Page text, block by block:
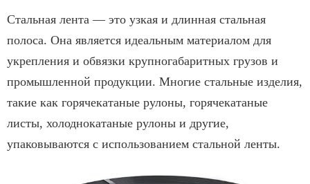
Стальная лента — это узкая и длинная стальная
полоса. Она является идеальным материалом для
укрепления и обвязки крупногабаритных грузов и
промышленной продукции. Многие стальные изделия,
такие как горячекатаные рулоны, горячекатаные
листы, холоднокатаные рулоны и другие,
упаковываются с использованием стальной ленты.